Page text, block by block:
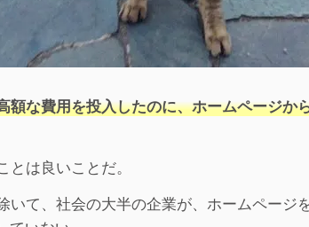
額な費用を投入したのに、ホームページか
は良いことだ。
いて、社会の大半の企業が、ホームページ